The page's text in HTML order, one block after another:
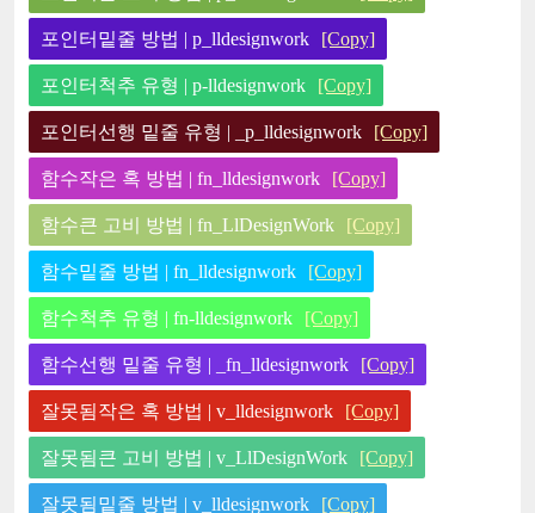
포인터밑줄 방법 | p_lldesignwork [Copy]
포인터척추 유형 | p-lldesignwork [Copy]
포인터선행 밑줄 유형 | _p_lldesignwork [Copy]
함수작은 혹 방법 | fn_lldesignwork [Copy]
함수큰 고비 방법 | fn_LlDesignWork [Copy]
함수밑줄 방법 | fn_lldesignwork [Copy]
함수척추 유형 | fn-lldesignwork [Copy]
함수선행 밑줄 유형 | _fn_lldesignwork [Copy]
잘못됨작은 혹 방법 | v_lldesignwork [Copy]
잘못됨큰 고비 방법 | v_LlDesignWork [Copy]
잘못됨밑줄 방법 | v_lldesignwork [Copy]